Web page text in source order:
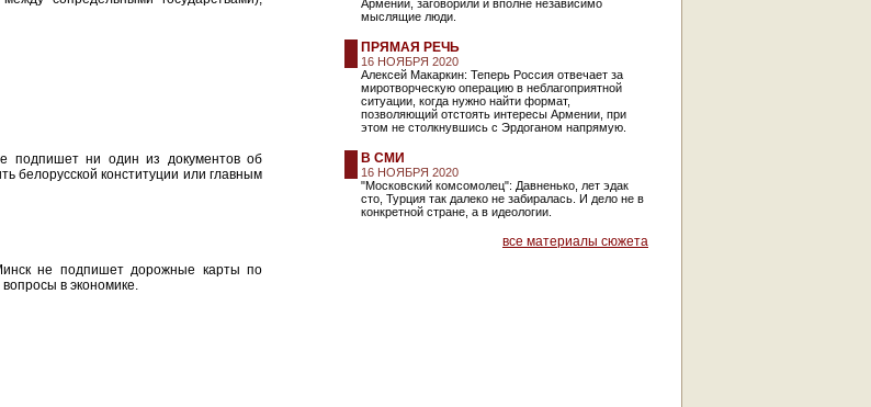
подпишет ни один из документов об
белорусской конституции или главным
не подпишет дорожные карты по
в экономике.
Армении, заговорили и вполне независимо
мыслящие люди.
ПРЯМАЯ РЕЧЬ
16 НОЯБРЯ 2020
Алексей Макаркин: Теперь Россия отвечает за
миротворческую операцию в неблагоприятной
ситуации, когда нужно найти формат,
позволяющий отстоять интересы Армении, при
этом не столкнувшись с Эрдоганом напрямую.
В СМИ
16 НОЯБРЯ 2020
"Московский комсомолец": Давненько, лет эдак
сто, Турция так далеко не забиралась. И дело не в
конкретной стране, а в идеологии.
все материалы сюжета